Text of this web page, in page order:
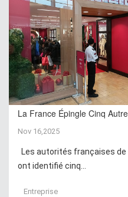
La France Épingle Cinq
Nov 16,2025
Les autorités françaises
ont identifié cinq...
Entreprise